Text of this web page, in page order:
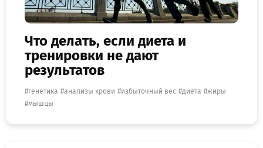
Что делать, если диета и
тренировки не дают
результатов
генетика анализы крови избыточный вес диета
жиры
мышцы